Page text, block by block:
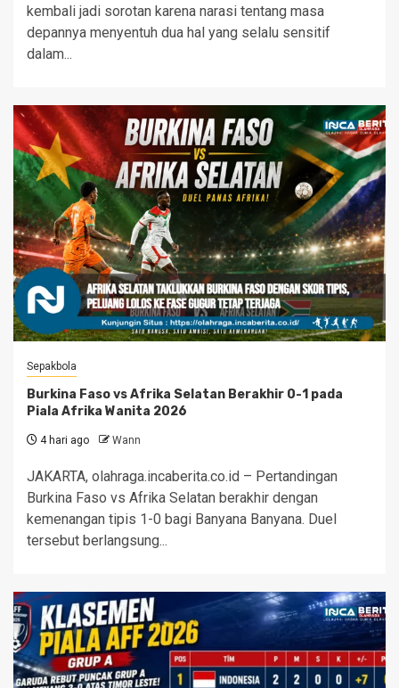
kembali jadi sorotan karena narasi tentang masa
depannya menyentuh dua hal yang selalu sensitif
dalam...
Sepakbola
Burkina Faso vs Afrika Selatan Berakhir 0-1 pada
Piala Afrika Wanita 2026
4 hari ago Wann
JAKARTA, olahraga.incaberita.co.id – Pertandingan
Burkina Faso vs Afrika Selatan berakhir dengan
kemenangan tipis 1-0 bagi Banyana Banyana. Duel
tersebut berlangsung...